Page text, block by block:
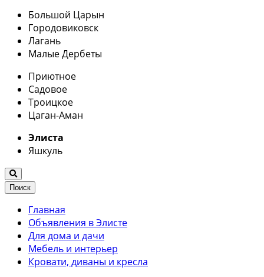
Большой Царын
Городовиковск
Лагань
Малые Дербеты
Приютное
Садовое
Троицкое
Цаган-Аман
Элиста
Яшкуль
Поиск
Главная
Объявления в Элисте
Для дома и дачи
Мебель и интерьер
Кровати, диваны и кресла